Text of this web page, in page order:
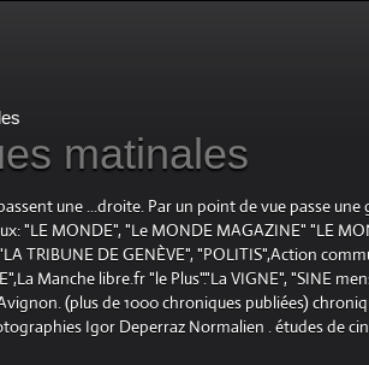
matinales
une ...droite. Par un point de vue passe
"LE MONDE", "Le MONDE MAGAZINE" "LE
TRIBUNE DE GENÈVE", "POLITIS",Action
Manche libre.fr "le Plus"."La VIGNE", "SINE
(plus de 1000 chroniques publiées)
Igor Deperraz Normalien . études de